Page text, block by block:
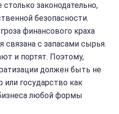
законодательно,
безопасности.
финансового краха
связана с запасами сырья.
и портят. Поэтому,
должен быть не
или государство как
любой формы